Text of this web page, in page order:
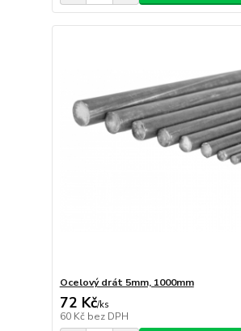
Ocelový drát 5mm, 1000mm
72 Kč/ks
60 Kč bez DPH